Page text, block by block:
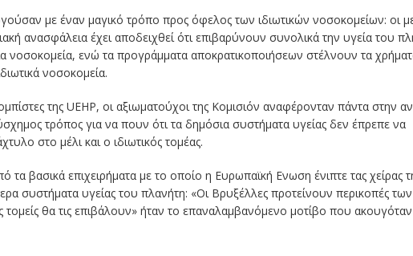
με έναν μαγικό τρόπο προς όφελος των ιδιωτικών νοσοκομείων: οι
ανασφάλεια έχει αποδειχθεί ότι επιβαρύνουν συνολικά την υγεία του
νοσοκομεία, ενώ τα προγράμματα αποκρατικοποιήσεων στέλνουν τα
νοσοκομεία.
της UEHP, οι αξιωματούχοι της Κομισιόν αναφέρονταν πάντα στην
τρόπος για να πουν ότι τα δημόσια συστήματα υγείας δεν έπρεπε να
στο μέλι και ο ιδιωτικός τομέας.
τα βασικά επιχειρήματα με το οποίο η Ευρωπαϊκή Ενωση ένιπτε τας χείρας
συστήματα υγείας του πλανήτη: «Οι Βρυξέλλες προτείνουν περικοπές
θα τις επιβάλουν» ήταν το επαναλαμβανόμενο μοτίβο που